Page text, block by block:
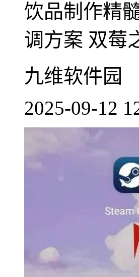
饮品制作精
调方案 双莓
九维软件园
2025-09-12